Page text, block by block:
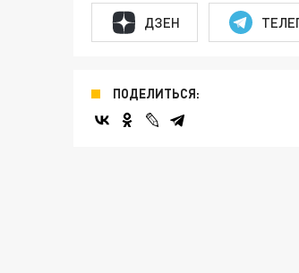
ДЗЕН
ПОДЕЛИТЬСЯ: